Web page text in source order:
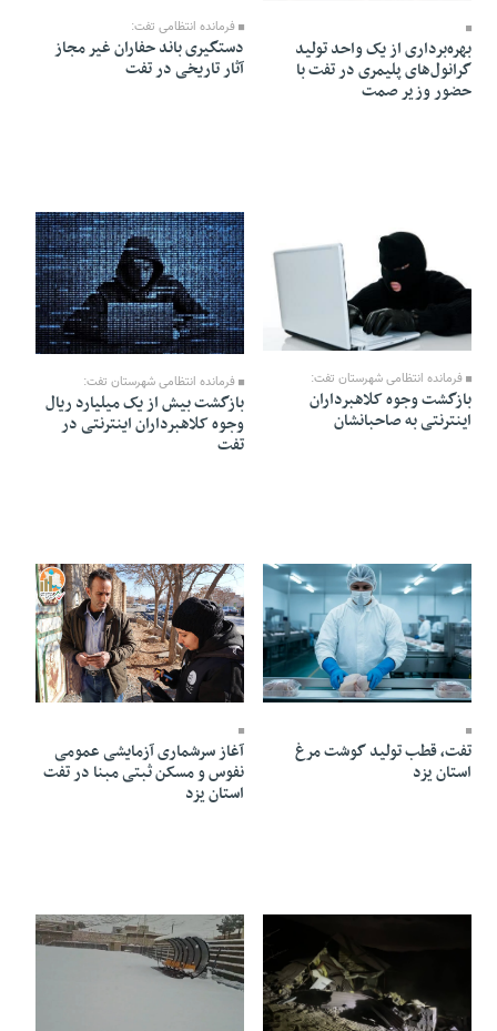
بهره‌برداری از یک واحد تولید
گرانول‌های پلیمری در تفت با
حضور وزیر صمت
فرمانده انتظامی تفت:
دستگیری باند حفاران غیر مجاز
آثار تاریخی در تفت
01 Bahman 1404 - 17:05
فرمانده انتظامی شهرستان تفت:
بازگشت وجوه کلاهبرداران
اينترنتی به صاحبانشان
30 Dey 1404 - 15:28
فرمانده انتظامی شهرستان تفت:
بازگشت بیش از یک میلیارد ریال
وجوه کلاهبرداران اینترنتی در
تفت
23 Dey 1404 - 20:31
تفت، قطب تولید گوشت مرغ
استان یزد
14 Dey 1404 - 20:46
آغاز سرشماری آزمایشی عمومی
نفوس و مسکن ثبتی مبنا در تفت
استان یزد